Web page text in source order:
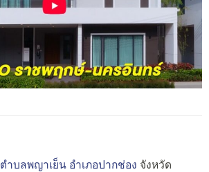
ตำบลพญาเย็น อำเภอปากช่อง จังหวัด